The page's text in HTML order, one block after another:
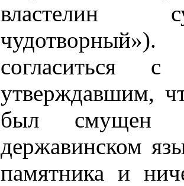
властелин
утверждавшим,
был смущен
державинском
памятника и